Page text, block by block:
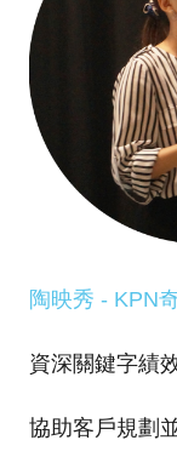
陶映秀 - KPN
資深關鍵字績
協助客戶規劃